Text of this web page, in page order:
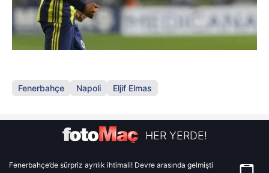
Fenerbahçe Napoli Eljif Elmas
HER YERDE!
Fenerbahçe’de sürpriz ayrılık ihtimali! Devre arasında gelmişti